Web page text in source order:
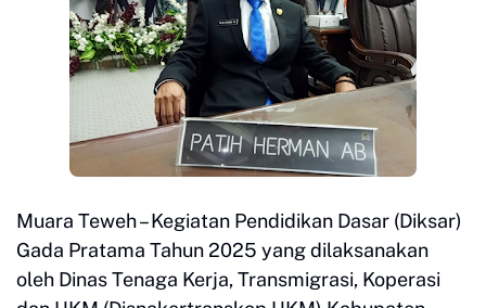
Muara Teweh – Kegiatan Pendidikan Dasar (Diksar)
Gada Pratama Tahun 2025 yang dilaksanakan
oleh Dinas Tenaga Kerja, Transmigrasi, Koperasi